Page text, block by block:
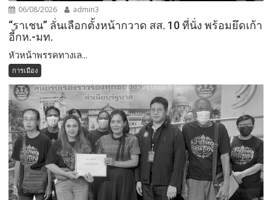
06/08/2026 admin3
“ราเชน” ลั่นเลือกตั้งหน้ากวาด สส. 10 ที่นั่ง พร้อมยึดเก้า
อี้กห.-มท.
หัวหน้าพรรคทางเล...
การเมือง